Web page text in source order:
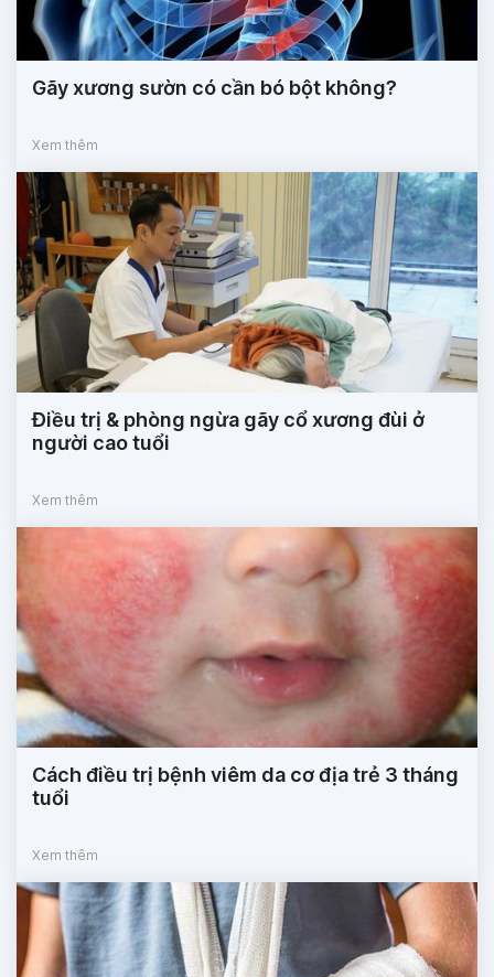
Gãy xương sườn có cần bó bột không?
Xem thêm
Điều trị & phòng ngừa gãy cổ xương đùi ở
người cao tuổi
Xem thêm
Cách điều trị bệnh viêm da cơ địa trẻ 3 tháng
tuổi
Xem thêm